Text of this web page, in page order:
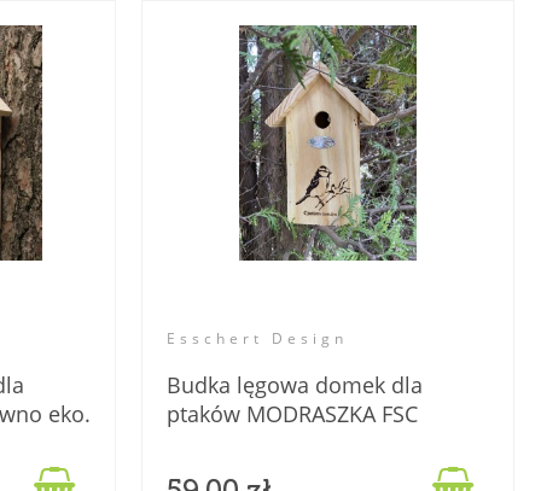
eko.
Esschert Design
Budka lęgowa domek dla
ptaków MODRASZKA FSC